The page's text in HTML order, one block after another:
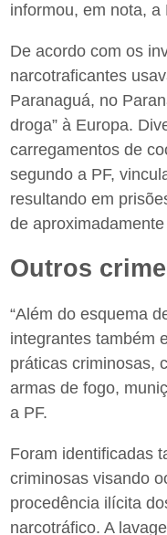
informou, em nota, a
De acordo com os
narcotraficantes
Paranaguá, no
droga” à Europa.
carregamentos de
segundo a PF,
resultando em
de
Outros
“Além do esquema
integrantes também
práticas criminosas,
armas de fogo,
a PF.
Foram identificadas
criminosas visando
procedência ilícita
narcotráfico. A